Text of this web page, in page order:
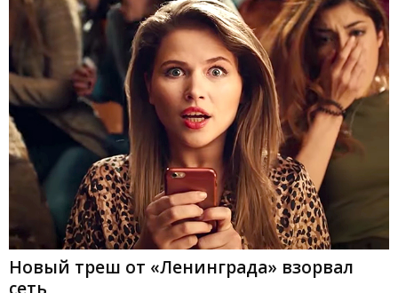
Новый треш от «Ленинграда» взорвал